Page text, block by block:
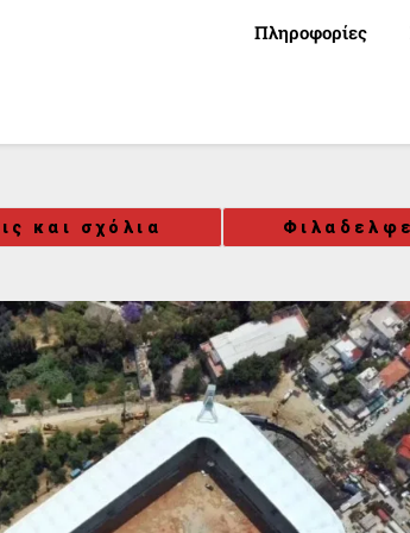
Πληροφορίες
και σχόλια